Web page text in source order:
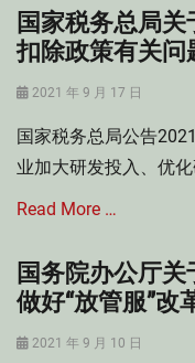
税
,
门
范
性
件
Categories
个
人
所
税
法
税
收
管
法
国家税务总局
扣除政策有关问
Posted
2021 年 9 月 17 日
国家税务总局公告
业加大研发投入、优
Read More …
Categories
企
业
所
国务院办公厅关
做好“放管服”改
Posted
2021 年 9 月 10 日